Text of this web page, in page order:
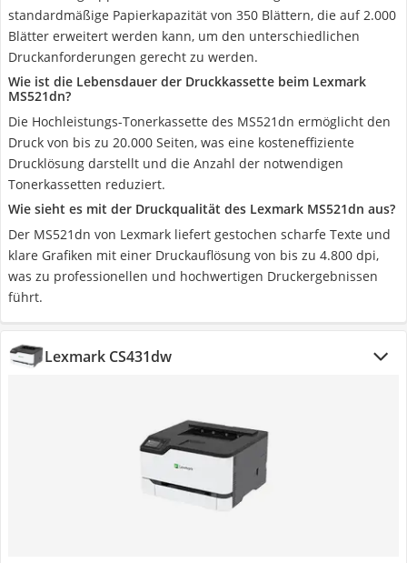
standardmäßige Papierkapazität von 350 Blättern, die auf 2.000
Blätter erweitert werden kann, um den unterschiedlichen
Druckanforderungen gerecht zu werden.
Wie ist die Lebensdauer der Druckkassette beim Lexmark
MS521dn?
Die Hochleistungs-Tonerkassette des MS521dn ermöglicht den
Druck von bis zu 20.000 Seiten, was eine kosteneffiziente
Drucklösung darstellt und die Anzahl der notwendigen
Tonerkassetten reduziert.
Wie sieht es mit der Druckqualität des Lexmark MS521dn aus?
Der MS521dn von Lexmark liefert gestochen scharfe Texte und
klare Grafiken mit einer Druckauflösung von bis zu 4.800 dpi,
was zu professionellen und hochwertigen Druckergebnissen
führt.
Lexmark CS431dw